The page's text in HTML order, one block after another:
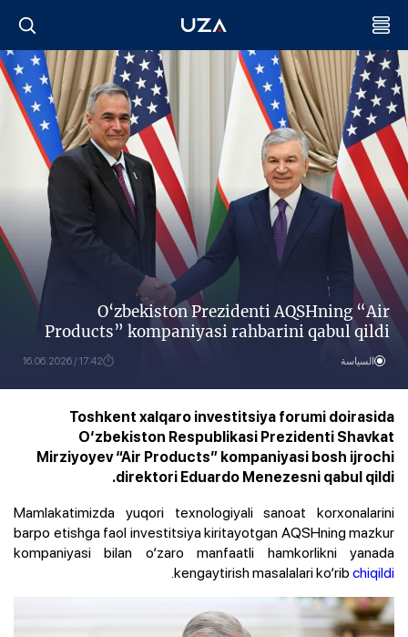
O‘zbekiston Prezidenti AQSHning “Air
Products” kompaniyasi rahbarini qabul qildi
السياسة 17:42 / 16.06.2026
Toshkent xalqaro investitsiya forumi doirasida
O‘zbekiston Respublikasi Prezidenti Shavkat
Mirziyoyev “Air Products” kompaniyasi bosh ijrochi
direktori Eduardo Menezesni qabul qildi.
Mamlakatimizda yuqori texnologiyali sanoat korxonalarini
barpo etishga faol investitsiya kiritayotgan AQSHning mazkur
kompaniyasi bilan o‘zaro manfaatli hamkorlikni yanada
kengaytirish masalalari ko‘ribchiqildi
.